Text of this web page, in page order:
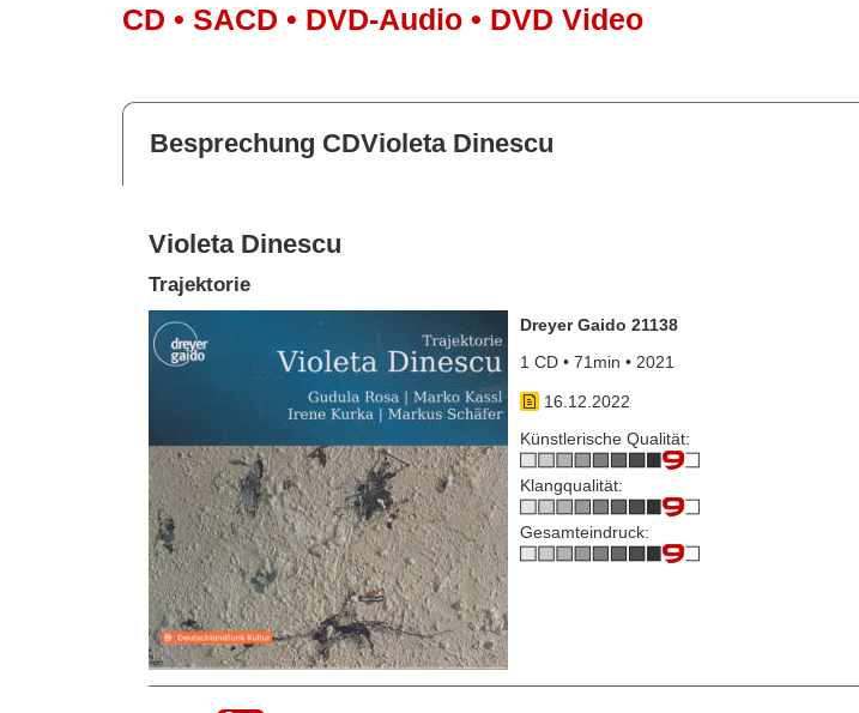
CD • SACD • DVD-Audio • DVD Video
Besprechung CDVioleta Dinescu
Violeta Dinescu
Trajektorie
Dreyer Gaido 21138
1 CD • 71min • 2021
16.12.2022
Künstlerische Qualität:
Klangqualität:
Gesamteindruck: